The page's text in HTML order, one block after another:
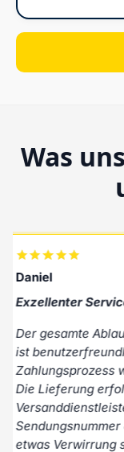
Was
Daniel
Exzellenter
Der gesamte
ist
Zahlungsprozess
Die Lieferung
etwas Verwirrung